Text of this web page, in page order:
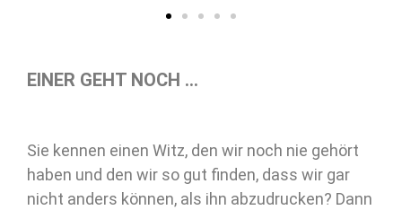
EINER GEHT NOCH …
Sie kennen einen Witz, den wir noch nie gehört
haben und den wir so gut finden, dass wir gar
nicht anders können, als ihn abzudrucken? Dann